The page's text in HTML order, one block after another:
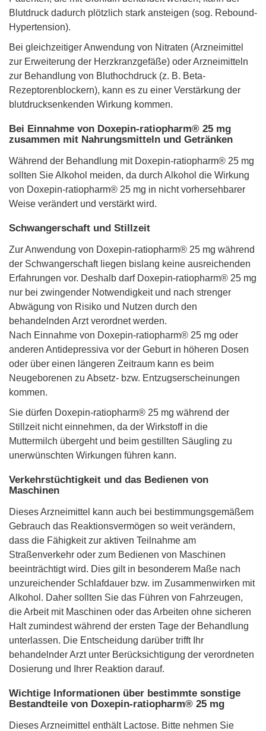
Blutdruck dadurch plötzlich stark ansteigen (sog. Rebound-
Hypertension).
Bei gleichzeitiger Anwendung von Nitraten (Arzneimittel
zur Erweiterung der Herzkranzgefäße) oder Arzneimitteln
zur Behandlung von Bluthochdruck (z. B. Beta-
Rezeptorenblockern), kann es zu einer Verstärkung der
blutdrucksenkenden Wirkung kommen.
Bei Einnahme von Doxepin-ratiopharm® 25 mg
zusammen mit Nahrungsmitteln und Getränken
Während der Behandlung mit Doxepin-ratiopharm® 25 mg
sollten Sie Alkohol meiden, da durch Alkohol die Wirkung
von Doxepin-ratiopharm® 25 mg in nicht vorhersehbarer
Weise verändert und verstärkt wird.
Schwangerschaft und Stillzeit
Zur Anwendung von Doxepin-ratiopharm® 25 mg während
der Schwangerschaft liegen bislang keine ausreichenden
Erfahrungen vor. Deshalb darf Doxepin-ratiopharm® 25 mg
nur bei zwingender Notwendigkeit und nach strenger
Abwägung von Risiko und Nutzen durch den
behandelnden Arzt verordnet werden.
Nach Einnahme von Doxepin-ratiopharm® 25 mg oder
anderen Antidepressiva vor der Geburt in höheren Dosen
oder über einen längeren Zeitraum kann es beim
Neugeborenen zu Absetz- bzw. Entzugserscheinungen
kommen.
Sie dürfen Doxepin-ratiopharm® 25 mg während der
Stillzeit nicht einnehmen, da der Wirkstoff in die
Muttermilch übergeht und beim gestillten Säugling zu
unerwünschten Wirkungen führen kann.
Verkehrstüchtigkeit und das Bedienen von
Maschinen
Dieses Arzneimittel kann auch bei bestimmungsgemäßem
Gebrauch das Reaktionsvermögen so weit verändern,
dass die Fähigkeit zur aktiven Teilnahme am
Straßenverkehr oder zum Bedienen von Maschinen
beeinträchtigt wird. Dies gilt in besonderem Maße nach
unzureichender Schlafdauer bzw. im Zusammenwirken mit
Alkohol. Daher sollten Sie das Führen von Fahrzeugen,
die Arbeit mit Maschinen oder das Arbeiten ohne sicheren
Halt zumindest während der ersten Tage der Behandlung
unterlassen. Die Entscheidung darüber trifft Ihr
behandelnder Arzt unter Berücksichtigung der verordneten
Dosierung und Ihrer Reaktion darauf.
Wichtige Informationen über bestimmte sonstige
Bestandteile von Doxepin-ratiopharm® 25 mg
Dieses Arzneimittel enthält Lactose. Bitte nehmen Sie